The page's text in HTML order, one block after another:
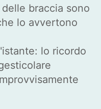
braccia sono
lo avvertono
lo ricordo